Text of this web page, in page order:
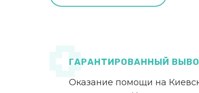
ГАРАНТИРОВАННЫЙ
Оказание помощи на